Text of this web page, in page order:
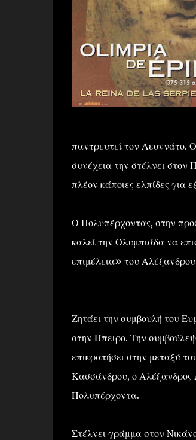
παντρευτεί τον Λεοννάτο.
συνέχεια την στέλνει στον
πλέον κάποιες ελπίδες για
Ο Πολυπέρχοντας, στην
καλεί την Ολυμπιάδα να
επιμέλεια» του
Ζητάει την συμβουλή του
στην Ήπειρο. Την
επικρατήσει στην μεταξύ
Κασσάνδρου, ο Αλέξανδρος
Πολυπέρχοντα.
Στέλνει γράμμα στον